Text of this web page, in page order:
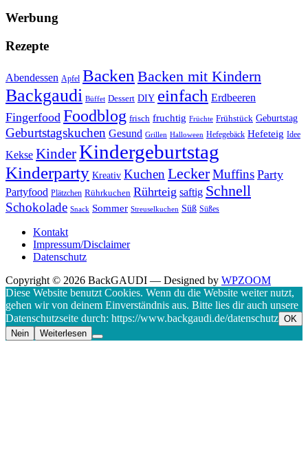
Werbung
Rezepte
Abendessen Apfel Backen Backen mit Kindern
Backgaudi Büffet Dessert DIY einfach Erdbeeren
Fingerfood Foodblog frisch fruchtig Früchte Frühstück Geburtstag
Geburtstagskuchen Gesund Grillen Halloween Hefegebäck Hefeteig Idee
Kekse KinderKindergeburtstag
Kinderparty Kreativ KuchenLeckerMuffins Party
Partyfood Plätzchen Rührkuchen Rührteig saftig Schnell
Schokolade Snack Sommer Streuselkuchen Süß Süßes
Kontakt
Impressum/Disclaimer
Datenschutz
Copyright © 2026 BackGAUDI — Designed by WPZOOM
Diese Website benutzt Cookies. Wenn du die Website weiter nutzt,
gehen wir von deinem Einverständnis aus. Bitte lies dir auch unsere
Datenschutzseite durch: https://www.backgaudi.de/datenschutz OK
Nein
Weiterlesen